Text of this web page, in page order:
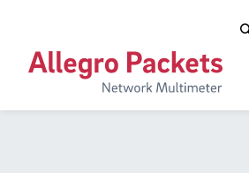
Allegro Network Multimeter
Analyse-Module
Unternehmen
Unternehmen
Kunden
Blog & Events
Blog
Events